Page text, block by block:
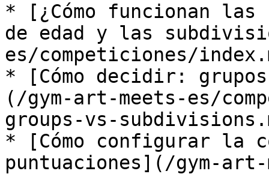
* [¿Cómo funcionan
de edad y las
es/competiciones/
* [Cómo decidir:
(/gym-art-meets-es/
groups-vs-
* [Cómo configurar la
puntuaciones](/gym-art-